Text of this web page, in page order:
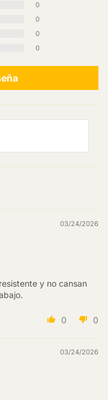
0
0
0
0
03/24/2026
y no cansan
0 0
03/24/2026